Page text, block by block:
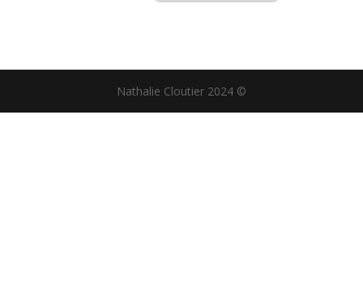
Nathalie Cloutier 2024 ©